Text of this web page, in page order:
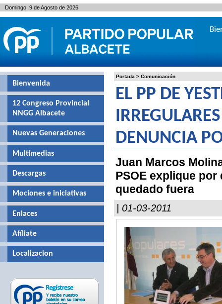
Portada > Comunicación
EL PP DE
DENUNCIA
Juan Marcos
PSOE explique
quedado fuera
| 01-03-2011
Bienvenida
12 Congreso Provincial
NNGG Albacete
Nuevas Generaciones
Multimedias
Descargas
Mociones e iniciativas
Enlaces
Afíliate
Localizacion
Domingo, 9 de Agosto de 2026